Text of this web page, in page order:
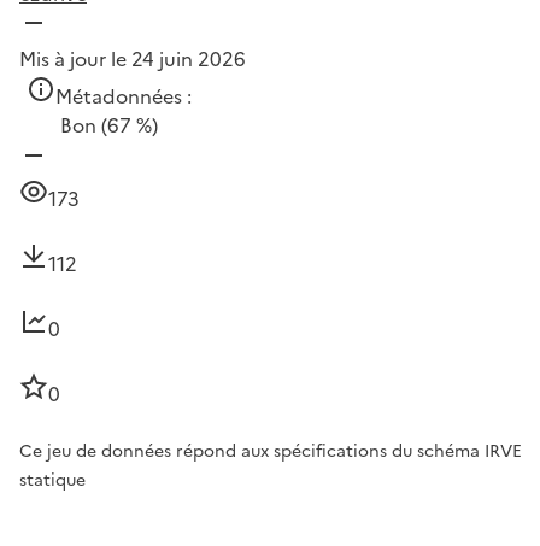
Mis à jour le 24 juin 2026
Métadonnées :
Bon (67 %)
173
112
0
0
Ce jeu de données répond aux spécifications du schéma IRVE
statique